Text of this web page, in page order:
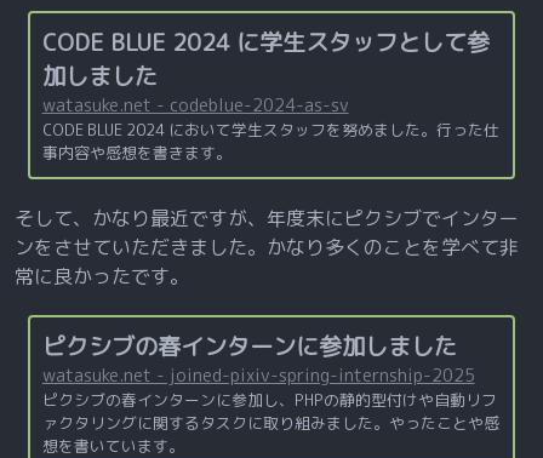
CODE BLUE 2024 に学生スタッフとして参
加しました
watasuke.net - codeblue-2024-as-sv
CODE BLUE 2024 において学生スタッフを努めました。行った仕
事内容や感想を書きます。
そして、かなり最近ですが、年度末にピクシブでインター
ンをさせていただきました。かなり多くのことを学べて非
常に良かったです。
ピクシブの春インターンに参加しました
watasuke.net - joined-pixiv-spring-internship-2025
ピクシブの春インターンに参加し、PHPの静的型付けや自動リフ
ァクタリングに関するタスクに取り組みました。やったことや感
想を書いています。